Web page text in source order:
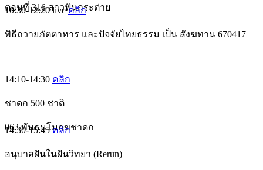
ตอนที่ 316 สาวฟันกระต่าย
10:30-12:20live คลิก
พิธีถวายภัตตาหาร และปัจจัยไทยธรรม เป็น สังฆทาน 670417
14:10-14:30 คลิก
ชาดก 500 ชาติ
063 พันธนโมกขชาดก
14:30-15:45คลิก
อนุบาลฝันในฝันวิทยา (Rerun)